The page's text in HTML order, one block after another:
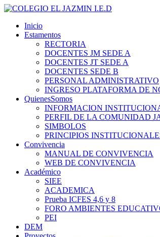
Inicio
Estamentos
RECTORIA
DOCENTES JM SEDE A
DOCENTES JT SEDE A
DOCENTES SEDE B
PERSONAL ADMINISTRATIVO
INGRESO PLATAFORMA DE
QuienesSomos
INFORMACION
PERFIL DE LA COMUNIDAD
SIMBOLOS
PRINCIPIOS
Convivencia
MANUAL DE CONVIVENCIA
WEB DE CONVIVENCIA
Académico
SIEE
ACADEMICA
Prueba ICFES 4,6 y 8
FORO AMBIENTES
PEI
DEM